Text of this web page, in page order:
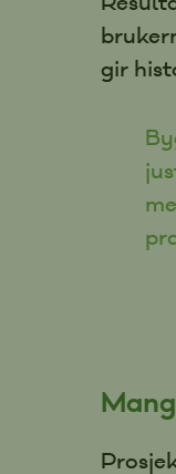
gir